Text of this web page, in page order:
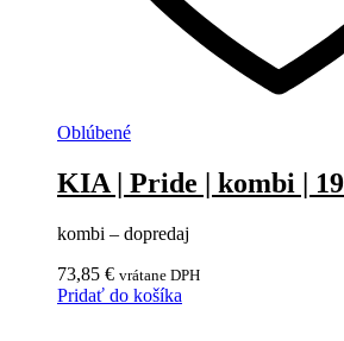
Oblúbené
KIA | Pride | kombi |
kombi – dopredaj
73,85 € vrátane DPH
Pridať do košíka